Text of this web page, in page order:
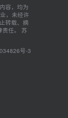
容，均为
，未经许
转载、摘
任。 苏
号-3